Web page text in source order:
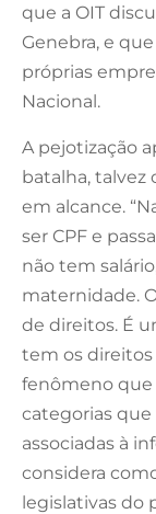
que a OIT
Genebra, e
próprias
Nacional.
A pejotização
batalha, talvez
em alcance.
ser CPF e
não tem
maternidade.
de direitos. É
tem os direitos
fenômeno que
categorias
associadas à
considera
legislativas do